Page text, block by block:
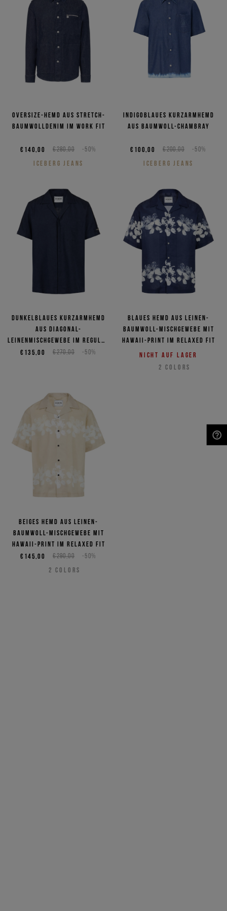
Oversize-Hemd aus Stretch-
Baumwolldenim im Work Fit
€280,00 -50%
€140,00
ICEBERG JEANS
Indigoblaues Kurzarmhemd
aus Baumwoll-Chambray
€200,00 -50%
€100,00
ICEBERG JEANS
Dunkelblaues Kurzarmhemd
aus Diagonal-
Leinenmischgewebe im Regular
Fit
€270,00 -50%
€135,00
Blaues Hemd aus Leinen-
Baumwoll-Mischgewebe mit
Hawaii-Print im Relaxed Fit
Nicht auf Lager
2 COLORS
Beiges Hemd aus Leinen-
Baumwoll-Mischgewebe mit
Hawaii-Print im Relaxed Fit
€290,00 -50%
€145,00
2 COLORS